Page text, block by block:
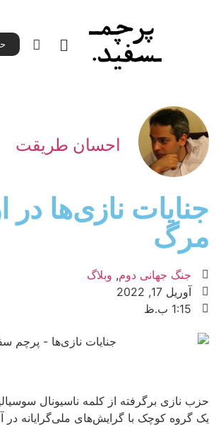
احسان طریقت
جنایات نازی‌‌ها در
مرگ
جنگ جهانی دوم, وبلاگ
آوریل 17, 2022
1:15 ب.ظ
حزب نازی برگرفته از کلمه ناسیونال
یک گروه کوچک با گرایش‌های ملی‌گرایانه